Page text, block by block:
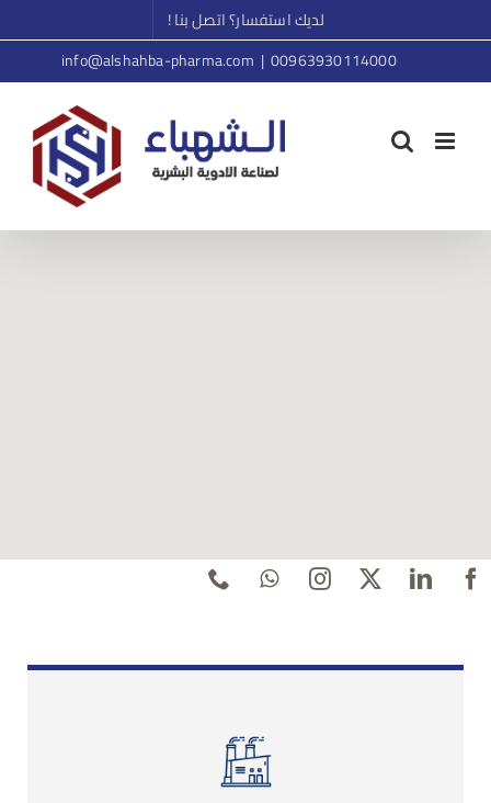
to
content
لديك استفسار؟ اتصل بنا !
00963930114000
|
info@alshahba-pharma.com